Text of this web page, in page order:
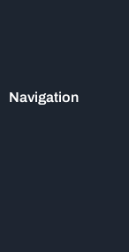
Navigation